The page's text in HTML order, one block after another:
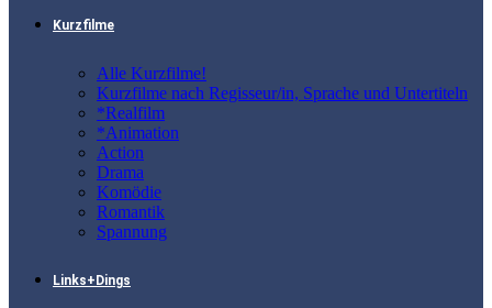
Kurzfilme
Alle Kurzfilme!
Kurzfilme nach Regisseur/in, Sprache und Untertiteln
*Realfilm
*Animation
Action
Drama
Komödie
Romantik
Spannung
Links+Dings